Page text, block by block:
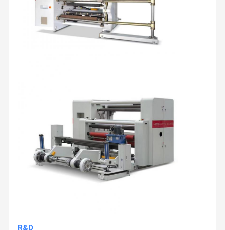
R&D